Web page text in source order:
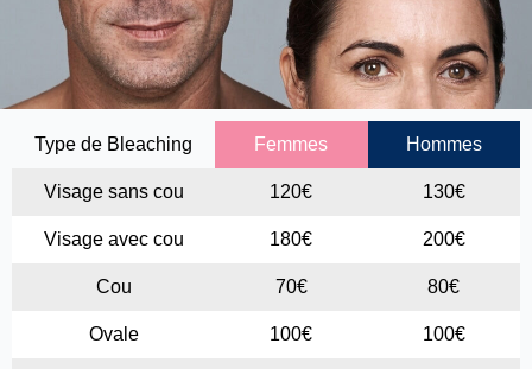
Type de Bleaching Femmes Hommes
Visage sans cou 120€ 130€
Visage avec cou 180€ 200€
Cou 70€ 80€
Ovale 100€ 100€